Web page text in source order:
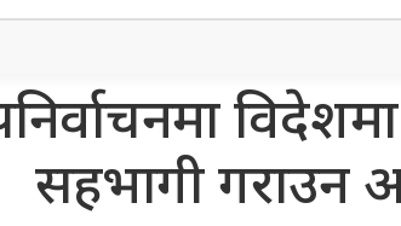
सहभागी गराउन